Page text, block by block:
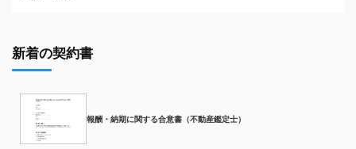
新着の契約書
報酬・納期に関する合意書（不動産鑑定士）